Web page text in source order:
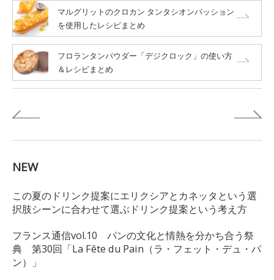
マルグリットのクロカン タンタシオンパッション
を使用したレシピまとめ
フロランタンパウダー「デジクロック」の使い方
＆レシピまとめ
NEW
この夏のドリンク提案にエリクシアとカネッタという選
択肢シーンに合わせて選ぶドリンク提案という考え方
フランス通信vol.10 パンの文化と情熱を分かち合う祭
典 第30回「La Fête du Pain（ラ・フェット・デュ・パ
ン）」